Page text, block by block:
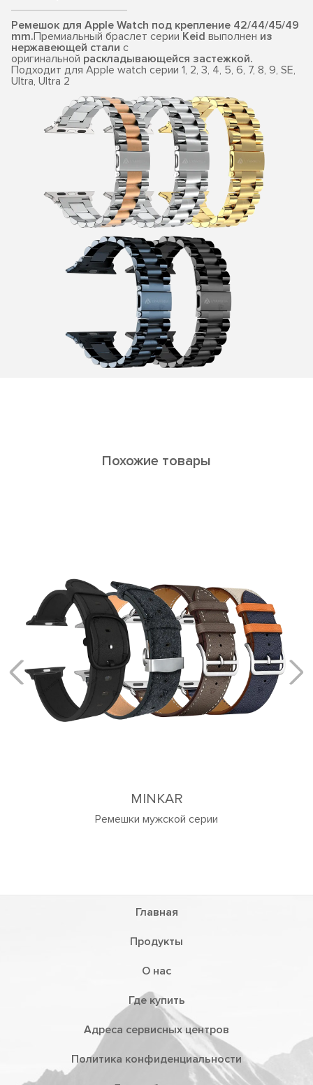
Ремешок для Apple Watch под крепление 42/44/45/49
mm.Премиальный браслет серии Keid выполнен из
нержавеющей стали c
оригинальной раскладывающейся застежкой.
Подходит для Apple watch серии 1, 2, 3, 4, 5, 6, 7, 8, 9, SE,
Ultra, Ultra 2
Похожие товары
MERIDIANA
Главная
Продукты
О нас
Где купить
Адреса сервисных центров
Политика конфиденциальности